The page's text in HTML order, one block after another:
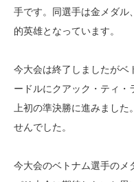
手です。同選手は金メダル
的英雄となっています。
今大会は終了しましたがベ
ードルにクアック・ティ・
上初の準決勝に進みまし
せんでした。
今大会のベトナム選手のメ